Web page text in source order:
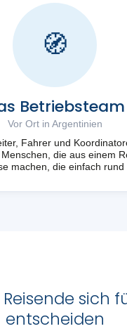
🧭
Betriebsteam
Vor Ort in Argentinien
Fahrer und
die aus einem
machen, die einfach rund
sich
entscheiden